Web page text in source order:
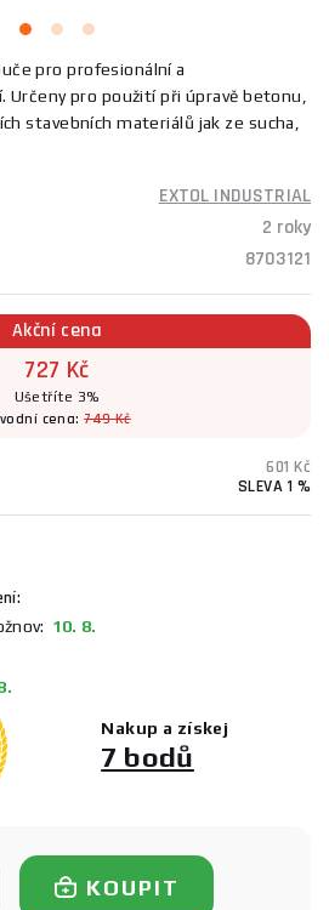
pro profesionální a
pro použití při úpravě betonu,
stavebních materiálů jak ze sucha,
EXTOL INDUSTRIAL
2 roky
8703121
Akční cena
727 Kč
Ušetříte 3%
cena:749 Kč
601 Kč
SLEVA 1 %
10. 8.
Nakup a získej
7 bodů
KOUPIT